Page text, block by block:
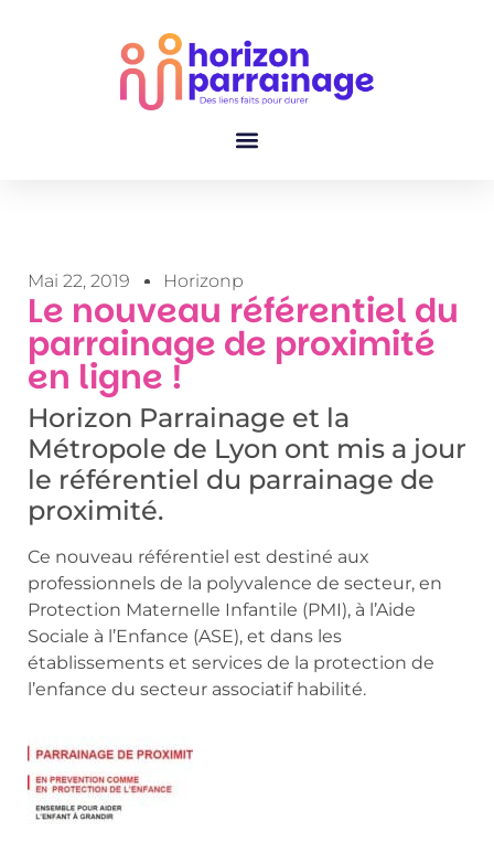
Mai 22, 2019 Horizonp
Le nouveau référentiel du
parrainage de proximité
en ligne !
Horizon Parrainage et la
Métropole de Lyon ont mis a jour
le référentiel du parrainage de
proximité.
Ce nouveau référentiel est destiné aux
professionnels de la polyvalence de secteur, en
Protection Maternelle Infantile (PMI), à l’Aide
Sociale à l’Enfance (ASE), et dans les
établissements et services de la protection de
l’enfance du secteur associatif habilité.